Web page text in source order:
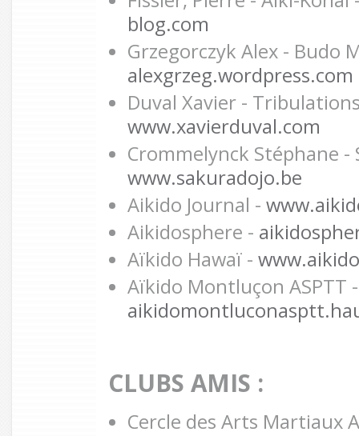
blog.com
Grzegorczyk Alex - Budo
alexgrzeg.wordpress.com
Duval Xavier -
www.xavierduval.com
Crommelynck Stéphane -
www.sakuradojo.be
Aikido Journal -
Aikidosphere -
Aïkido Hawaï -
Aïkido Montluçon ASPTT -
CLUBS AMIS :
Cercle des Arts Martiaux